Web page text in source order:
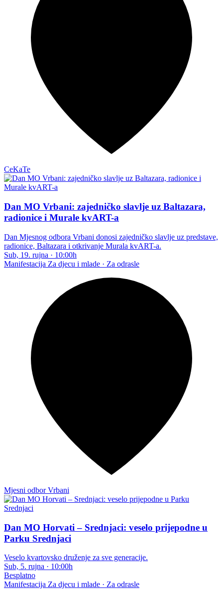
CeKaTe
Dan MO Vrbani: zajedničko slavlje uz Baltazara,
radionice i Murale kvART-a
Dan Mjesnog odbora Vrbani donosi zajedničko slavlje uz predstave,
radionice, Baltazara i otkrivanje Murala kvART-a.
Sub, 19. rujna · 10:00h
Manifestacija Za djecu i mlade · Za odrasle
Mjesni odbor Vrbani
Dan MO Horvati – Srednjaci: veselo prijepodne u
Parku Srednjaci
Veselo kvartovsko druženje za sve generacije.
Sub, 5. rujna · 10:00h
Besplatno
Manifestacija Za djecu i mlade · Za odrasle